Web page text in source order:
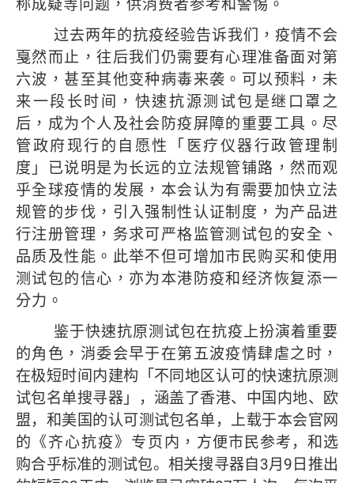
过去两年的抗疫经验告诉我们，疫情不会
戛然而止，往后我们仍需要有心理准备面对第
六波，甚至其他变种病毒来袭。可以预料，未
来一段长时间，快速抗源测试包是继口罩之
后，成为个人及社会防疫屏障的重要工具。尽
管政府现行的自愿性「医疗仪器行政管理制
度」已说明是为长远的立法规管铺路，然而观
乎全球疫情的发展，本会认为有需要加快立法
规管的步伐，引入强制性认证制度，为产品进
行注册管理，务求可严格监管测试包的安全、
品质及性能。此举不但可增加市民购买和使用
测试包的信心，亦为本港防疫和经济恢复添一
分力。
鉴于快速抗原测试包在抗疫上扮演着重要
的角色，消委会早于在第五波疫情肆虐之时，
在极短时间内建构「不同地区认可的快速抗原测
试包名单搜寻器」，涵盖了香港、中国内地、欧
盟，和美国的认可测试包名单，上载于本会官网
的 《齐心抗疫》专页内， 方便市民参考，和选
购合乎标准的测试包。相关搜寻器自3月9日推出